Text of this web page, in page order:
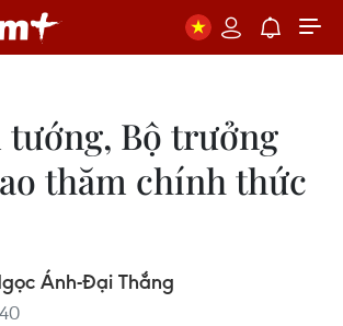
tướng, Bộ trưởng
thăm chính thức
Ánh-Đại Thắng